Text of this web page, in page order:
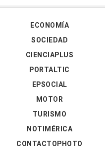
ECONOMÍA
SOCIEDAD
CIENCIAPLUS
PORTALTIC
EPSOCIAL
MOTOR
TURISMO
NOTIMÉRICA
CONTACTOPHOTO